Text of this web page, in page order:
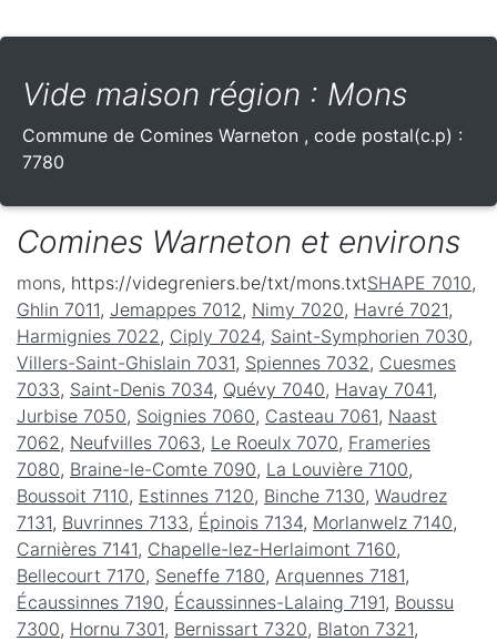
Vide maison région : Mons
Commune de Comines Warneton , code postal(c.p) :
7780
Comines Warneton et environs
mons, https://videgreniers.be/txt/mons.txtSHAPE 7010,
Ghlin 7011, Jemappes 7012 , Nimy 7020, Havré 7021,
Harmignies 7022 , Ciply 7024, Saint-Symphorien 7030,
Villers-Saint-Ghislain 7031, Spiennes 7032 , Cuesmes
7033, Saint-Denis 7034, Quévy 7040, Havay 7041,
Jurbise 7050, Soignies 7060, Casteau 7061, Naast
7062 , Neufvilles 7063, Le Roeulx 7070, Frameries
7080, Braine-le-Comte 7090, La Louvière 7100,
Boussoit 7110, Estinnes 7120, Binche 7130, Waudrez
7131, Buvrinnes 7133, Épinois 7134, Morlanwelz 7140,
Carnières 7141, Chapelle-lez-Herlaimont 7160,
Bellecourt 7170, Seneffe 7180, Arquennes 7181,
Écaussinnes 7190, Écaussinnes-Lalaing 7191, Boussu
7300, Hornu 7301, Bernissart 7320, Blaton 7321,